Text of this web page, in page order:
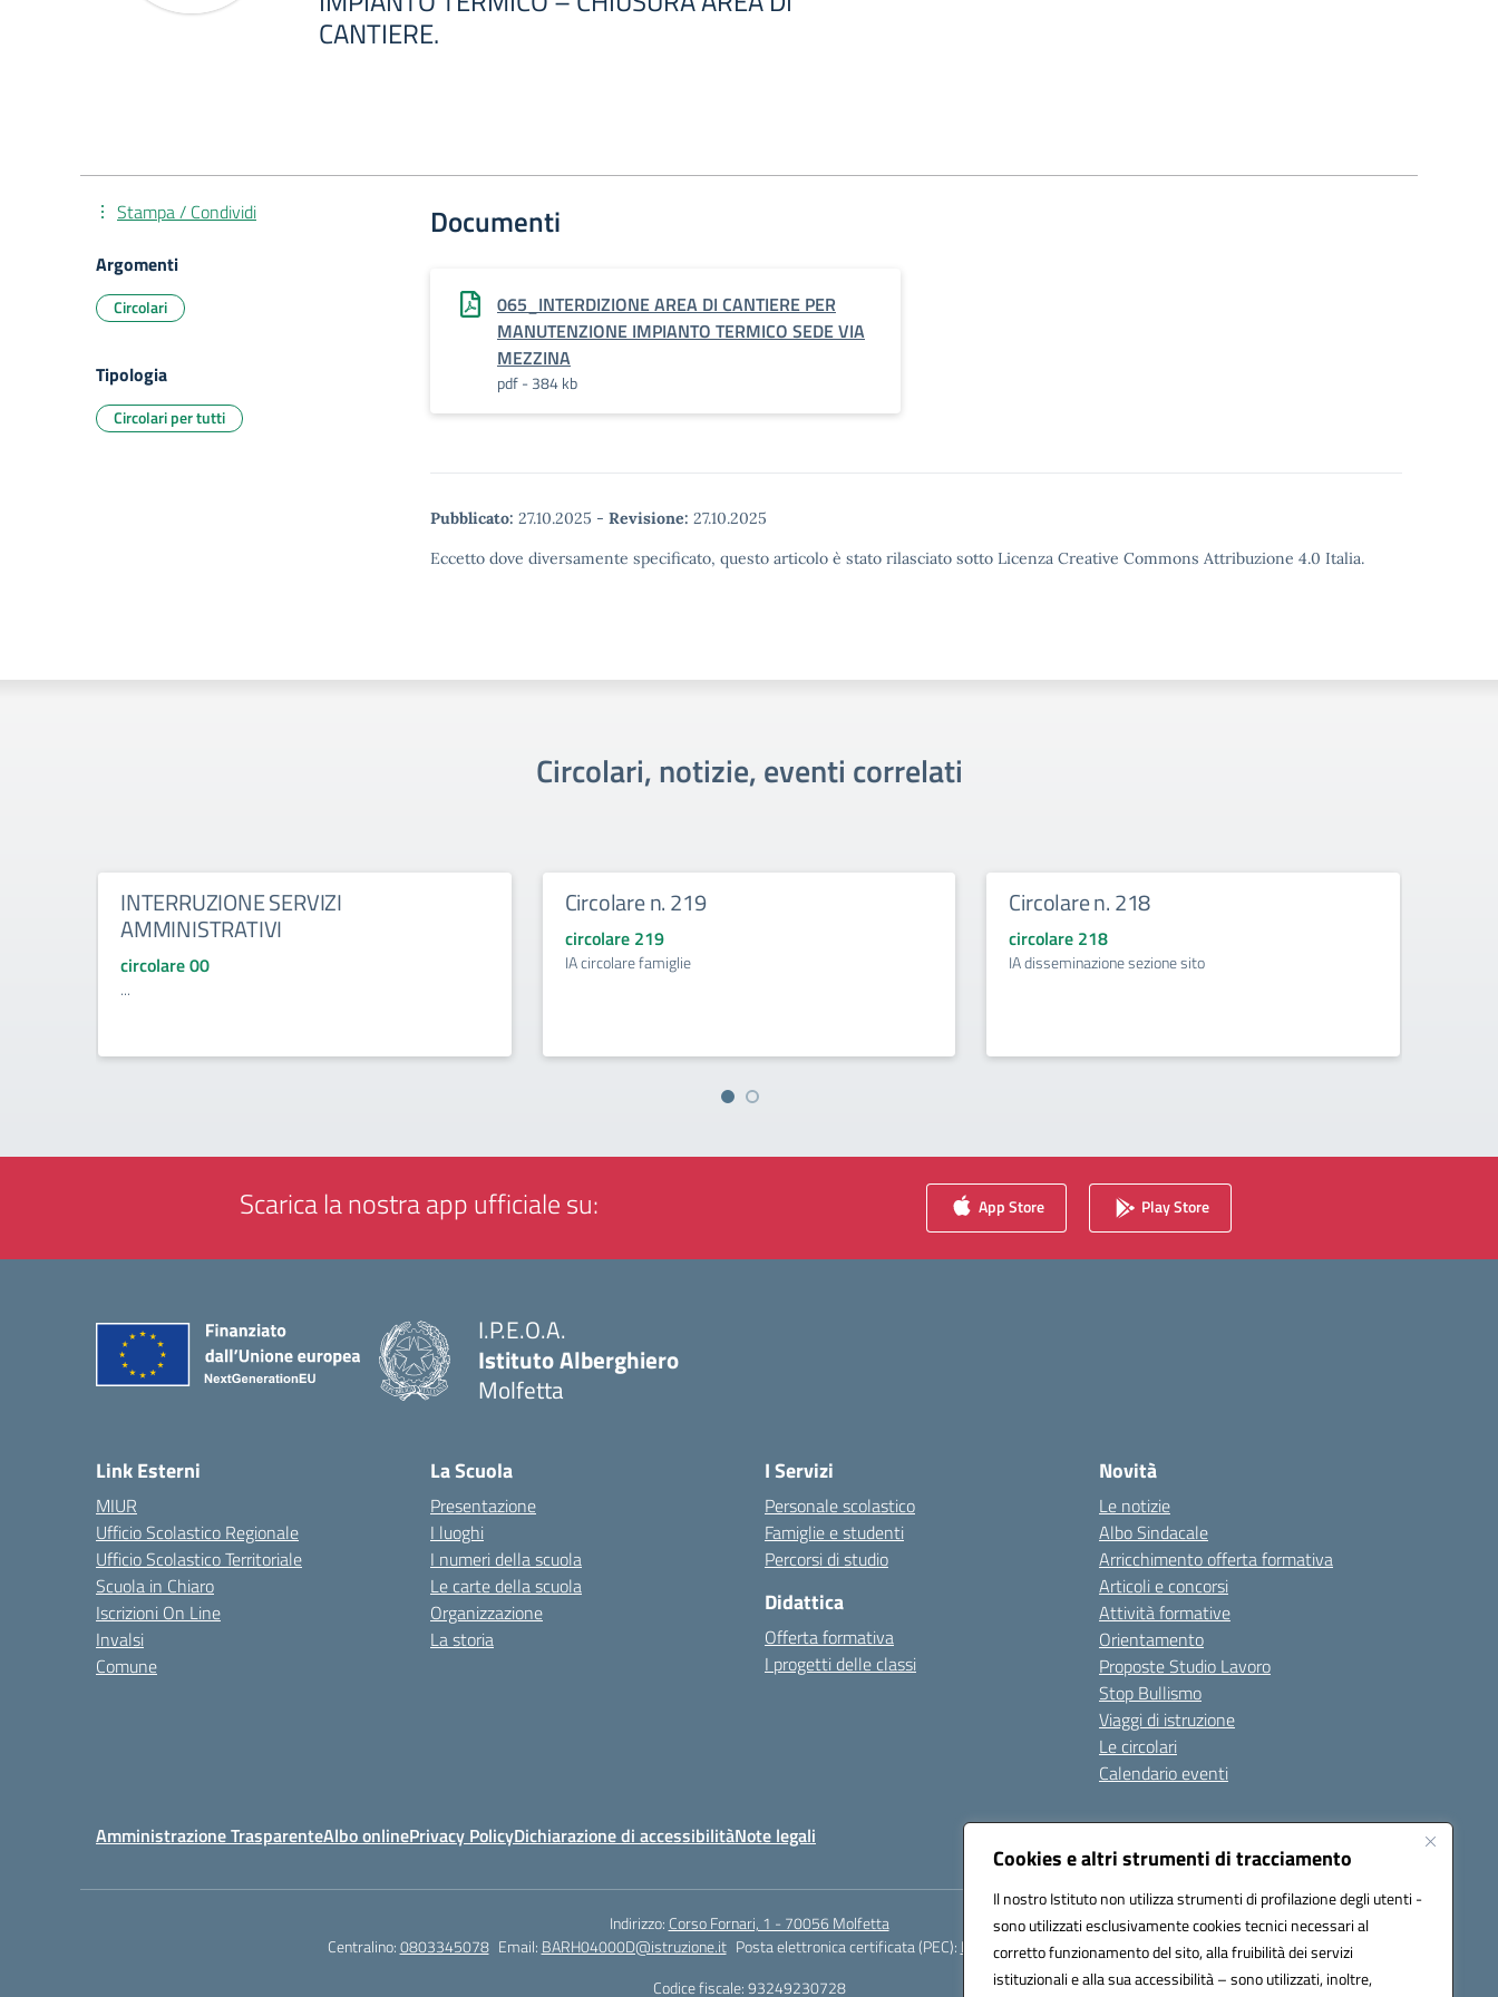
Cookies e altri strumenti di tracciamento
Il nostro Istituto non utilizza strumenti di profilazione degli utenti -
sono utilizzati esclusivamente cookies tecnici necessari al
corretto funzionamento del sito, alla fruibilità dei servizi
istituzionali e alla sua accessibilità – sono utilizzati, inoltre,
CANTIERE.
Documenti
065_INTERDIZIONE AREA DI CANTIERE PER
MANUTENZIONE IMPIANTO TERMICO SEDE VIA
MEZZINA
pdf - 384 kb
Pubblicato: 27.10.2025 - Revisione: 27.10.2025
Eccetto dove diversamente specificato, questo articolo è stato rilasciato sotto Licenza Creative Commons Attribuzione 4.0 Italia.
Stampa / Condividi
Argomenti
Circolari
Tipologia
Circolari per tutti
Circolari, notizie, eventi correlati
INTERRUZIONE SERVIZI
AMMINISTRATIVI
circolare 00
...
Circolare n. 219
circolare 219
IA circolare famiglie
Circolare n. 218
circolare 218
IA disseminazione sezione sito
Scarica la nostra app ufficiale su: App Store Play Store
I.P.E.O.A.
Istituto Alberghiero
Molfetta
Link Esterni
MIUR
Ufficio Scolastico Regionale
Ufficio Scolastico Territoriale
Scuola in Chiaro
Iscrizioni On Line
Invalsi
Comune
La Scuola
Presentazione
I luoghi
I numeri della scuola
Le carte della scuola
Organizzazione
La storia
I Servizi
Personale scolastico
Famiglie e studenti
Percorsi di studio
Didattica
Offerta formativa
I progetti delle classi
Novità
Le notizie
Albo Sindacale
Arricchimento offerta formativa
Articoli e concorsi
Attività formative
Orientamento
Proposte Studio Lavoro
Stop Bullismo
Viaggi di istruzione
Le circolari
Calendario eventi
Amministrazione TrasparenteAlbo onlinePrivacy PolicyDichiarazione di accessibilitàNote legali Seguici su:
Indirizzo: Corso Fornari, 1 - 70056 Molfetta
Centralino:0803345078 Email: BARH04000D@istruzione.it Posta elettronica certificata (PEC): BARH04000D@pec.istruzione.it
Codice fiscale: 93249230728